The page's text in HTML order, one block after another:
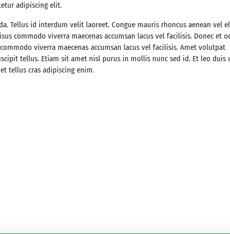
adipiscing elit.
Tellus id interdum velit laoreet. Congue mauris rhoncus aenean vel
commodo viverra maecenas accumsan lacus vel facilisis. Donec et
viverra maecenas accumsan lacus vel facilisis. Amet volutpat
tellus. Etiam sit amet nisl purus in mollis nunc sed id. Et leo duis
tellus cras adipiscing enim.